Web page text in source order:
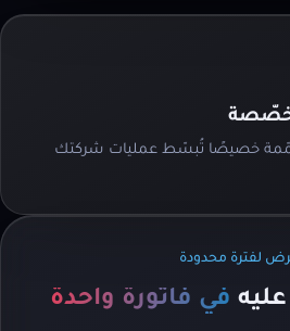
خصيصًا تُبسّط عمليات شركتك
لفترة محدودة
في فاتورة واحدة